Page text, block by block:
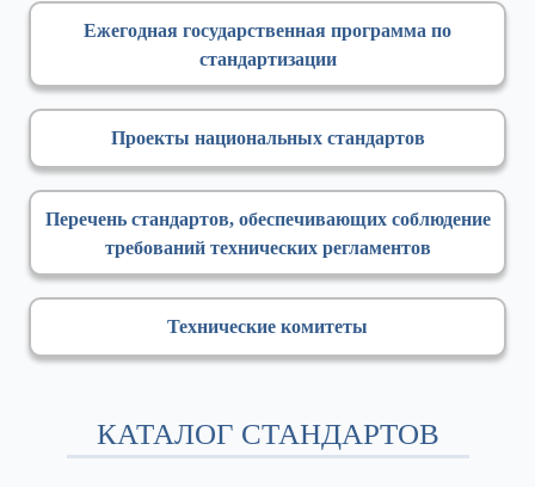
Ежегодная государственная программа по
стандартизации
Проекты национальных стандартов
Перечень стандартов, обеспечивающих соблюдение
требований технических регламентов
Технические комитеты
КАТАЛОГ СТАНДАРТОВ